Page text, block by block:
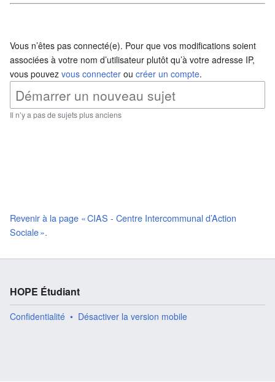
Vous n’êtes pas connecté(e). Pour que vos modifications soient
associées à votre nom d’utilisateur plutôt qu’à votre adresse IP,
vous pouvez vous connecter ou créer un compte.
Il n’y a pas de sujets plus anciens
Revenir à la page « CIAS - Centre Intercommunal d’Action
Sociale ».
HOPE Étudiant
Confidentialité Désactiver la version mobile